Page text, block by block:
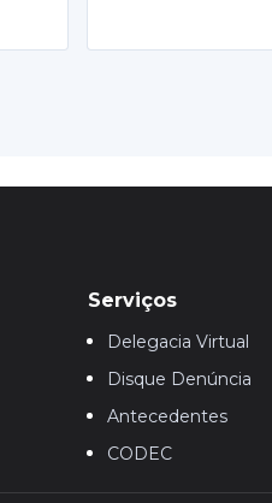
Serviços
Delegacia Virtual
Disque Denúncia
Antecedentes
CODEC